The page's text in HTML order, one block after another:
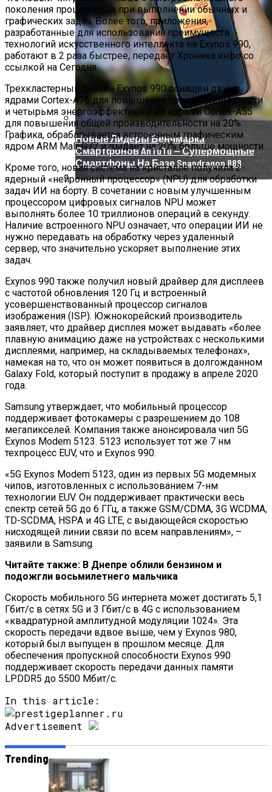
Китай Готовит Путешествие К Луне
Новые Лидеры Бенчмарка
Смартфонов AnTuTu — Супермощные
Смартфоны На Базе Snapdragon 888
поколения процессоров при выполнении обычных и
графических задач. Более того, приложения,
разработанные для использования преимуществ
технологий искусственного интеллекта на Exynos 990,
работают в 2 раза быстрее, передает Хроника.инфо со
ссылкой на Сегодня.
Трехкластерный дизайн Exynos 990 оснащен двумя
ядрами Cortex-A76 для повышения производительности
и четырьмя энергоэффективными ядрами Cortex-A55
для повышения общей производительности на 20%.
Графика, обрабатывается встроенным графическим
ядром ARM Mali-G77 и выдает на 20% больше мощности.
Кроме того, новая система на кристалле получила 2-
ядерный «нейронный процессор» (NPU) для обработки
задач ИИ на борту. В сочетании с новым улучшенным
процессором цифровых сигналов NPU может
выполнять более 10 триллионов операций в секунду.
Наличие встроенного NPU означает, что операции ИИ не
нужно передавать на обработку через удаленный
сервер, что значительно ускоряет выполнение этих
задач.
Exynos 990 также получил новый драйвер для дисплеев
с частотой обновления 120 Гц и встроенный
усовершенствованный процессор сигналов
изображения (ISP). Южнокорейский производитель
заявляет, что драйвер дисплея может выдавать «более
плавную анимацию даже на устройствах с несколькими
дисплеями, например, на складываемых телефонах»,
намекая на то, что он может появиться в долгожданном
Galaxy Fold, который поступит в продажу в апреле 2020
года.
Samsung утверждает, что мобильный процессор
поддерживает фотокамеры с разрешением до 108
мегапикселей. Компания также анонсировала чип 5G
Exynos Modem 5123. 5123 использует тот же 7 нм
техпроцесс EUV, что и Exynos 990.
«5G Exynos Modem 5123, один из первых 5G модемных
чипов, изготовленных с использованием 7-нм
технологии EUV. Он поддерживает практически весь
спектр сетей 5G до 6 ГГц, а также GSM/CDMA, 3G WCDMA,
TD-SCDMA, HSPA и 4G LTE, с выдающейся скоростью
нисходящей линии связи по всем направлениям», –
заявили в Samsung.
Читайте также: В Днепре облили бензином и
подожгли восьмилетнего мальчика
Скорость мобильного 5G интернета может достигать 5,1
Гбит/с в сетях 5G и 3 Гбит/с в 4G с использованием
«квадратурной амплитудной модуляции 1024». Эта
скорость передачи вдвое выше, чем у Exynos 980,
который был выпущен в прошлом месяце. Для
обеспечения пропускной способности Exynos 990
поддерживает скорость передачи данных памяти
LPDDR5 до 5500 Мбит/с.
In this article:
Advertisement
Trending